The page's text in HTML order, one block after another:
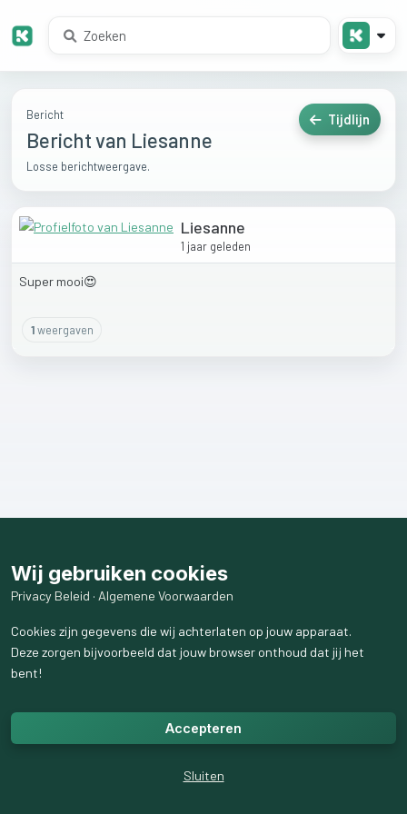
Bericht
Bericht van Liesanne
Losse berichtweergave.
Tijdlijn
Liesanne
1 jaar geleden
Super mooi😍
1weergaven
Wij gebruiken cookies
Privacy Beleid · Algemene Voorwaarden
Cookies zijn gegevens die wij achterlaten op jouw apparaat.
Deze zorgen bijvoorbeeld dat jouw browser onthoud dat jij het
bent!
Accepteren
Sluiten